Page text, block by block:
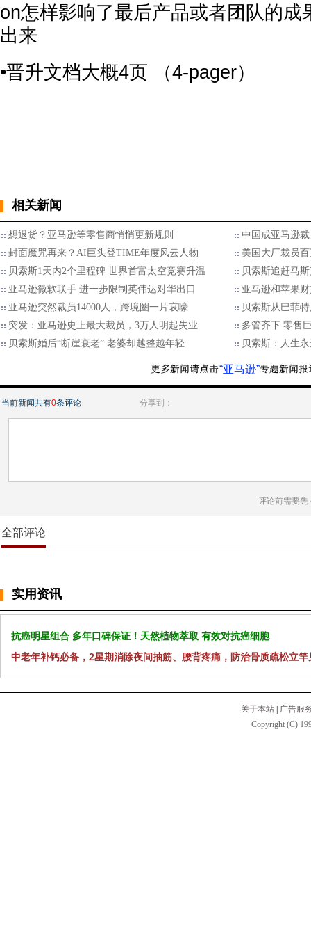
on怎样影响了最后产品或者团队的成
出来
•晋升文档大概4页 （4-pager）
相关新闻
想退货？亚马逊等零售商悄悄更新规则
中国成亚马逊
封面魔咒再来？AI巨头登TIME年度风云人物
美国大厂裁员
贝索斯1天内2个里程碑 世界首富太空竞赛升温
贝索斯追赶马
亚马逊微软联手 进一步限制英伟达对华出口
亚马逊和苹果
亚马逊突然裁员14000人，跨境圈一片哀嚎
贝索斯从巴菲
突发：亚马逊史上最大裁员，3万人明起失业
多管齐下 零售
贝索斯婚后“断崖衰老” 老婆却越整越年轻
贝索斯：人生
“亚马逊”
当前新闻共有0条评论 分享到：
评论前需要先
全部评论
实用资讯
抗癌明星组合 多年口碑保证！天然植物萃取 有效对抗癌细胞
中老年补钙必备，2星期消除夜间抽筋、腰背疼痛，防治骨质疏松立竿
关于本站
广告服
Copyright (C)